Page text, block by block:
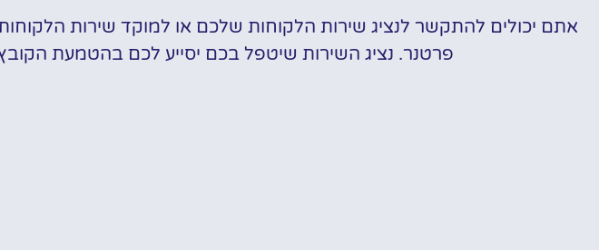
אתם יכולים להתקשר לנציג שירות הלקוחות שלכם או למוקד שירות
פרטנר. נציג השירות שיטפל בכם יסייע לכם בהטמעת